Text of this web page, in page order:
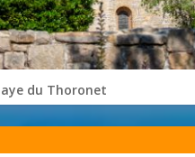
du Thoronet